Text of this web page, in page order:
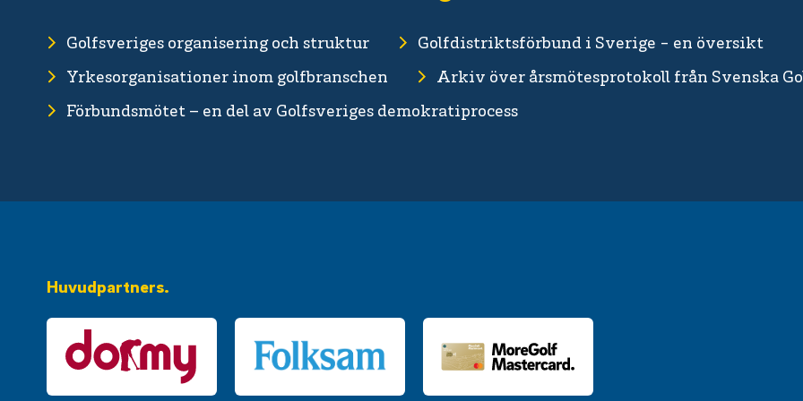
Golfsveriges organisering och struktur
Golfdistriktsförbund i Sverige - en översikt
Yrkesorganisationer inom golfbranschen
Arkiv över årsmötesprotokoll från Svenska
Förbundsmötet – en del av Golfsveriges demokratiprocess
Huvudpartners.